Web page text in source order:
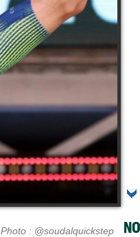
Photo : @soudalquickstep